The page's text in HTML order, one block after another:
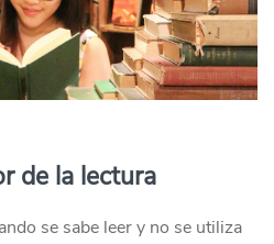
de la lectura
se sabe leer y no se utiliza